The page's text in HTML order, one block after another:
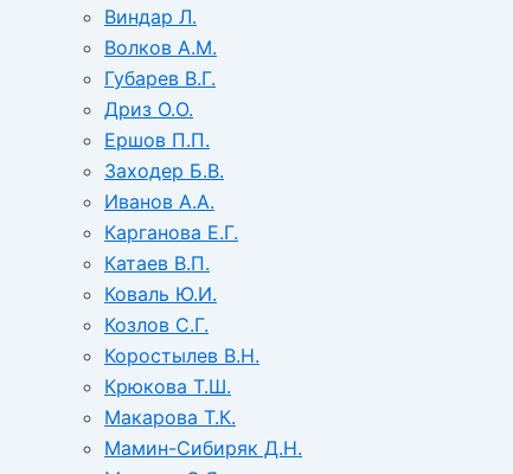
Виндар Л.
Волков А.М.
Губарев В.Г.
Дриз О.О.
Ершов П.П.
Заходер Б.В.
Иванов А.А.
Карганова Е.Г.
Катаев В.П.
Коваль Ю.И.
Козлов С.Г.
Коростылев В.Н.
Крюкова Т.Ш.
Макарова Т.К.
Мамин-Сибиряк Д.Н.